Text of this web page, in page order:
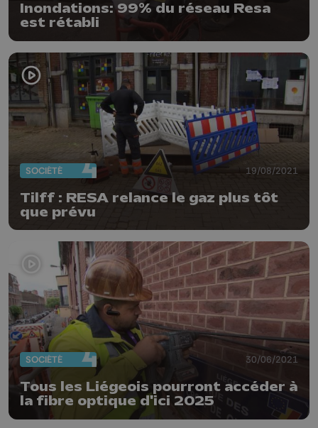
Inondations: 99% du réseau Resa
est rétabli
SOCIÉTÉ 19/08/2021
Tilff : RESA relance le gaz plus tôt
que prévu
SOCIÉTÉ 30/06/2021
Tous les Liégeois pourront accéder à
la fibre optique d'ici 2025